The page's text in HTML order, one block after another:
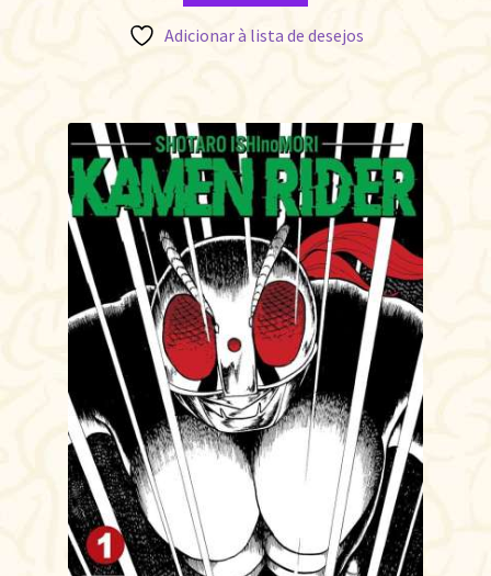
Adicionar à lista de desejos